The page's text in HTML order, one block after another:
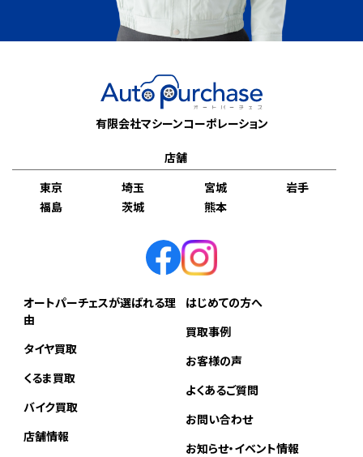
有限会社マシーンコーポレーション
店舗
東京
埼玉 宮城
岩手
福島
茨城 熊本
オートパーチェスが選ばれる理
由
タイヤ買取
くるま買取
バイク買取
店舗情報
はじめての方へ
買取事例
お客様の声
よくあるご質問
お問い合わせ
お知らせ・イベント情報